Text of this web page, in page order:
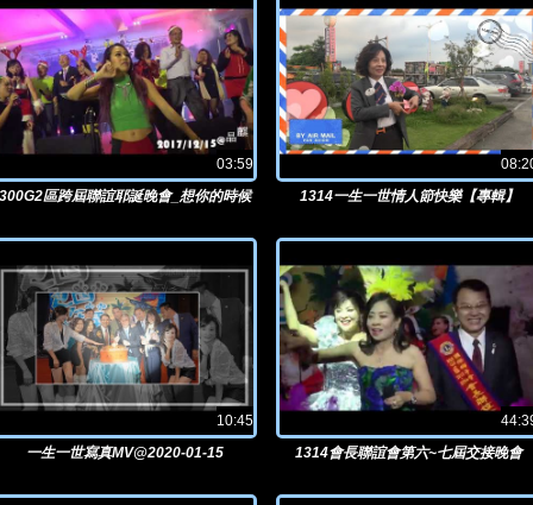
03:59
區跨屆聯誼耶誕晚會_想你的時候
1314一生一世情人節快樂【專輯】
10:45
一生一世寫真MV@2020-01-15
1314會長聯誼會第六~七屆交接晚會